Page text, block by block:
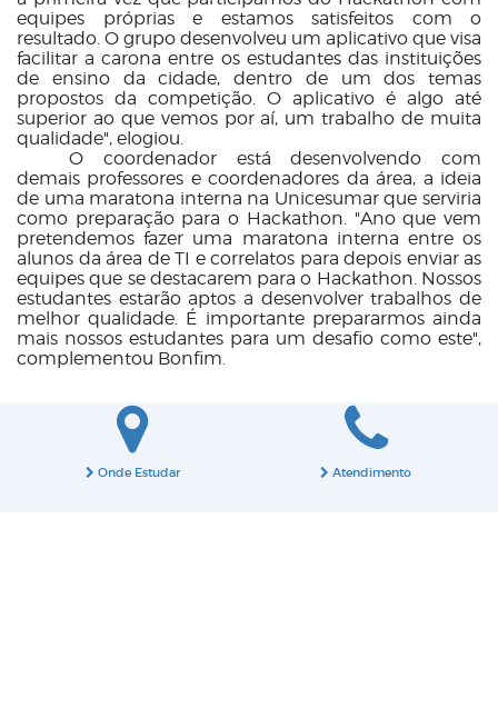
equipes próprias e estamos satisfeitos com o
resultado. O grupo desenvolveu um aplicativo que visa
facilitar a carona entre os estudantes das instituições
de ensino da cidade, dentro de um dos temas
propostos da competição. O aplicativo é algo até
superior ao que vemos por aí, um trabalho de muita
qualidade", elogiou.
O coordenador está desenvolvendo com
demais professores e coordenadores da área, a ideia
de uma maratona interna na Unicesumar que serviria
como preparação para o Hackathon. "Ano que vem
pretendemos fazer uma maratona interna entre os
alunos da área de TI e correlatos para depois enviar as
equipes que se destacarem para o Hackathon. Nossos
estudantes estarão aptos a desenvolver trabalhos de
melhor qualidade. É importante prepararmos ainda
mais nossos estudantes para um desafio como este",
complementou Bonfim.
Onde Estudar Atendimento